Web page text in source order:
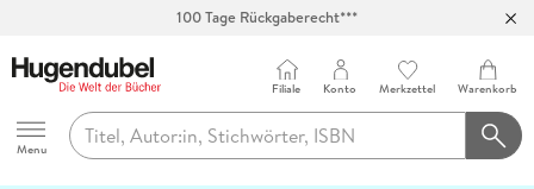
Hugendubel
Menu
Filiale Konto Merkzettel Warenkorb